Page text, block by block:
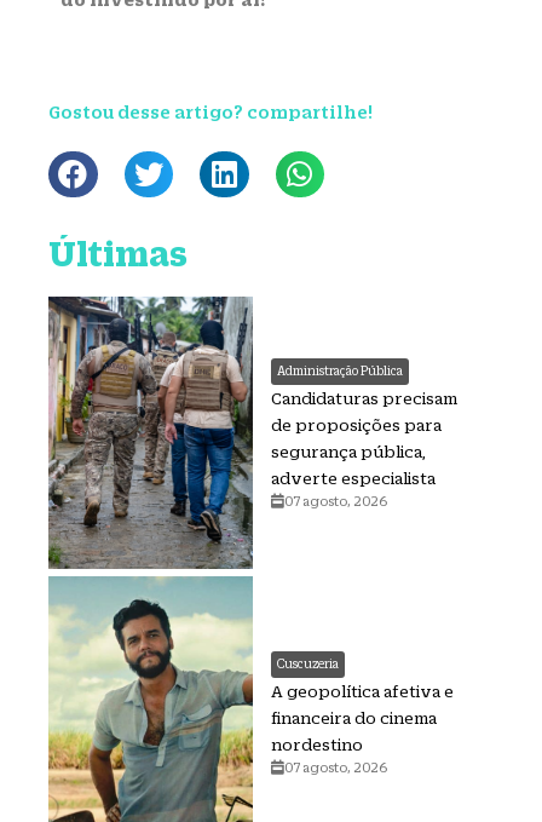
Gostou desse artigo? compartilhe!
Últimas
Administração Pública
Candidaturas precisam
de proposições para
segurança pública,
adverte especialista
07 agosto, 2026
Cuscuzeria
A geopolítica afetiva e
financeira do cinema
nordestino
07 agosto, 2026